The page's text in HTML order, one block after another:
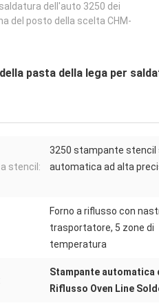
dell'auto 3250 dei
del posto della scelta CHM-
pasta della lega per
stencil:
3250 stampante stencil
automatica ad alta
Forno a riflusso con
trasportatore, 5 zone di
temperatura
Stampante automatica
Riflusso Oven Line